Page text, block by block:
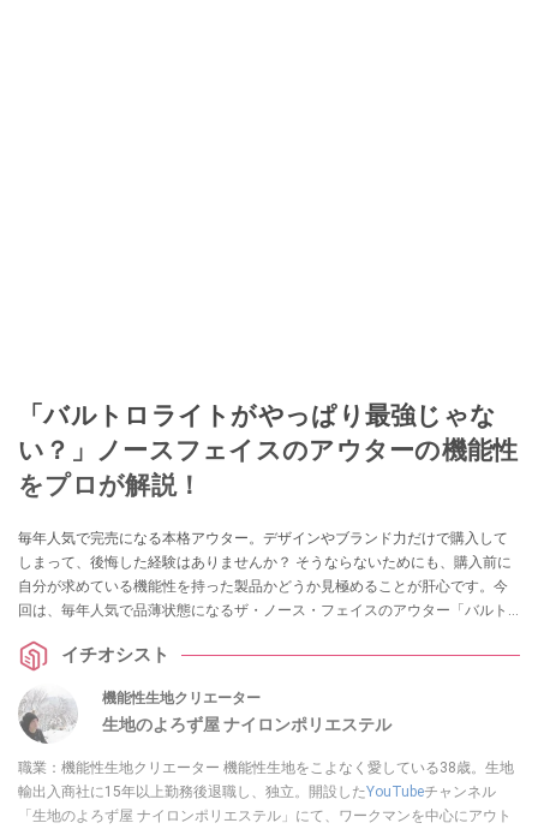
「バルトロライトがやっぱり最強じゃな
い？」ノースフェイスのアウターの機能性
をプロが解説！
毎年人気で完売になる本格アウター。デザインやブランド力だけで購入して
しまって、後悔した経験はありませんか？ そうならないためにも、購入前に
自分が求めている機能性を持った製品かどうか見極めることが肝心です。今
回は、毎年人気で品薄状態になるザ・ノース・フェイスのアウター「バルト
いる生地のよろず屋ナイロンポリエステルさんが詳しく解説してくれまし
イチオシスト
機能性生地クリエーター
生地のよろず屋 ナイロンポリエステル
職業：機能性生地クリエーター 機能性生地をこよなく愛している38歳。生地
輸出入商社に15年以上勤務後退職し、独立。開設したYouTubeチャンネル
「生地のよろず屋 ナイロンポリエステル」にて、ワークマンを中心にアウト